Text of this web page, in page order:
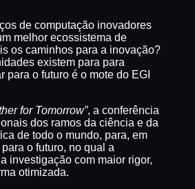
de computação inovadores
melhor ecossistema de
os caminhos para a inovação?
existem para para
para o futuro é o mote do EGI
for Tomorrow”, a conferência
dos ramos da ciência e da
de todo o mundo, para, em
o futuro, no qual a
investigação com maior rigor,
otimizada.